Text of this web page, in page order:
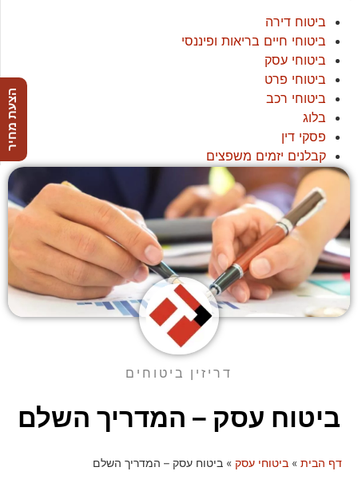
ביטוח דירה
ביטוחי חיים בריאות ופיננסי
ביטוחי עסק
ביטוחי פרט
ביטוחי רכב
בלוג
פסקי דין
קבלנים יזמים משפצים
דריזין ביטוחים
ביטוח עסק – המדריך השלם
דף הבית » ביטוחי עסק » ביטוח עסק – המדריך השלם
הצעת מחיר